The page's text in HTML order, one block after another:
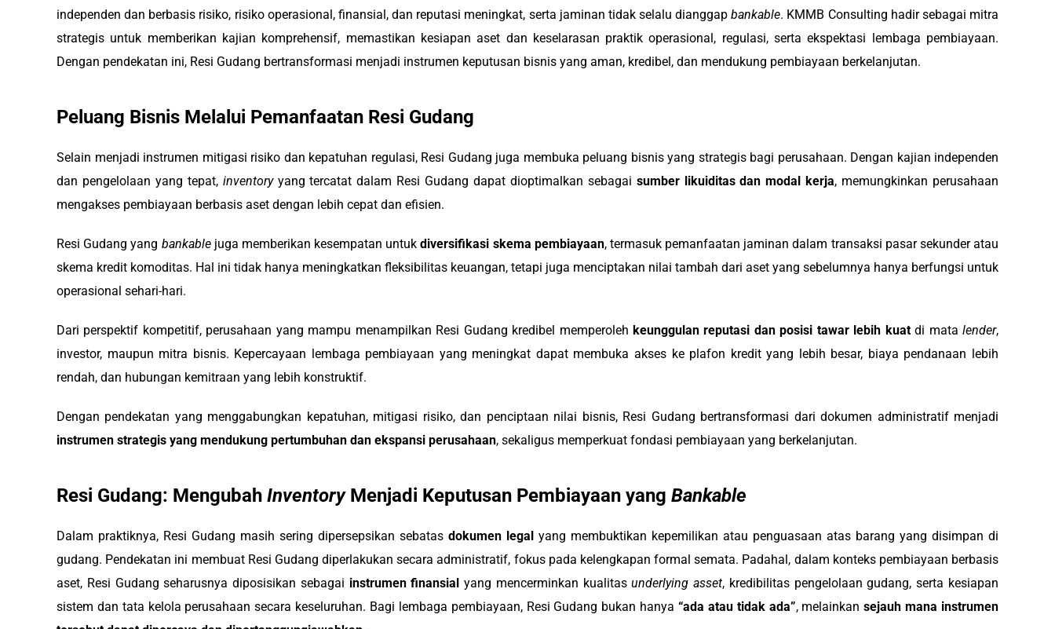
independen dan berbasis risiko, risiko operasional, finansial, dan reputasi meningkat, serta jaminan tidak selalu dianggapbankable. KMMB Consulting hadir sebagai mitra
strategis untuk memberikan kajian komprehensif, memastikan kesiapan aset dan keselarasan praktik operasional, regulasi, serta ekspektasi lembaga pembiayaan.
Dengan pendekatan ini, Resi Gudang bertransformasi menjadi instrumen keputusan bisnis yang aman, kredibel, dan mendukung pembiayaan berkelanjutan.
Peluang Bisnis Melalui Pemanfaatan Resi Gudang
Selain menjadi instrumen mitigasi risiko dan kepatuhan regulasi, Resi Gudang juga membuka peluang bisnis yang strategis bagi perusahaan. Dengan kajian independen
dan pengelolaan yang tepat, inventory yang tercatat dalam Resi Gudang dapat dioptimalkan sebagai sumber likuiditas dan modal kerja, memungkinkan perusahaan
mengakses pembiayaan berbasis aset dengan lebih cepat dan efisien.
Resi Gudang yang bankable juga memberikan kesempatan untukdiversifikasi skema pembiayaan, termasuk pemanfaatan jaminan dalam transaksi pasar sekunder atau
skema kredit komoditas. Hal ini tidak hanya meningkatkan fleksibilitas keuangan, tetapi juga menciptakan nilai tambah dari aset yang sebelumnya hanya berfungsi untuk
operasional sehari-hari.
Dari perspektif kompetitif, perusahaan yang mampu menampilkan Resi Gudang kredibel memperoleh keunggulan reputasi dan posisi tawar lebih kuatdi matalender,
investor, maupun mitra bisnis. Kepercayaan lembaga pembiayaan yang meningkat dapat membuka akses ke plafon kredit yang lebih besar, biaya pendanaan lebih
rendah, dan hubungan kemitraan yang lebih konstruktif.
Dengan pendekatan yang menggabungkan kepatuhan, mitigasi risiko, dan penciptaan nilai bisnis, Resi Gudang bertransformasi dari dokumen administratif menjadi
instrumen strategis yang mendukung pertumbuhan dan ekspansi perusahaan, sekaligus memperkuat fondasi pembiayaan yang berkelanjutan.
Resi Gudang: Mengubah Inventory Menjadi Keputusan Pembiayaan yang Bankable
Dalam praktiknya, Resi Gudang masih sering dipersepsikan sebatas dokumen legal yang membuktikan kepemilikan atau penguasaan atas barang yang disimpan di
gudang. Pendekatan ini membuat Resi Gudang diperlakukan secara administratif, fokus pada kelengkapan formal semata. Padahal, dalam konteks pembiayaan berbasis
aset, Resi Gudang seharusnya diposisikan sebagai instrumen finansial yang mencerminkan kualitasunderlying asset, kredibilitas pengelolaan gudang, serta kesiapan
sistem dan tata kelola perusahaan secara keseluruhan. Bagi lembaga pembiayaan, Resi Gudang bukan hanya “ada atau tidak ada”, melainkansejauh mana instrumen